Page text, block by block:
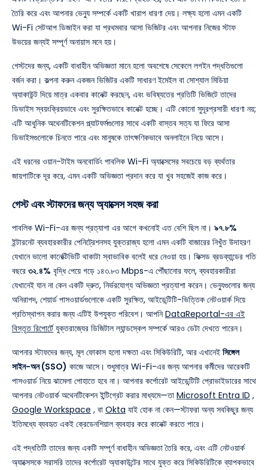
তৈরি করে এবং আপনার ভেন্যু সম্পর্কে একটি খারাপ ধারণা দেয়। লক্ষ্য হলো এমন একটি
Wi-Fi সেটআপ ডিজাইন করা যা প্রথমবার আসা ভিজিটর এবং আপনার নিজের স্টাফ
উভয়ের জন্যই সম্পূর্ণ অনায়াস মনে হয়।
গেস্টদের জন্য, একটি বাধাহীন অভিজ্ঞতা মানে হলো অবশেষে সেকেলে লগইন পদ্ধতিগুলো
বর্জন করা। কল্পনা করুন একজন ভিজিটর একটি সাধারণ ইমেইল বা সোশ্যাল মিডিয়া
অ্যাকাউন্ট দিয়ে মাত্র একবার কানেক্ট করছেন, এবং ভবিষ্যতের প্রতিটি ভিজিটে তাদের
ডিভাইস স্বয়ংক্রিয়ভাবে এবং সুরক্ষিতভাবে কানেক্ট হচ্ছে। এটি কোনো সুদূরপ্রসারী ধারণা নয়;
এটি আধুনিক অথেনটিকেশন প্ল্যাটফর্মগুলোর সাথে একটি বাস্তব সত্য যা ফিরে আসা
ডিভাইসগুলোকে চিনতে পারে এবং মানুষকে তাৎক্ষণিকভাবে অনলাইনে নিয়ে আসে।
এই ধরনের ওয়ান-টাইম অনবোর্ডিং পাবলিক Wi-Fi অ্যাক্সেসের সবচেয়ে বড় ব্যর্থতার
জায়গাটিকে দূর করে, এমন একটি অভিজ্ঞতা প্রদান করে যা খুব সহজেই কাজ করে।
গেস্ট এবং স্টাফদের জন্য অ্যাক্সেস সহজ করা
পাবলিক Wi-Fi-এর জন্য প্রত্যাশা এর আগে কখনোই এত বেশি ছিল না। ৯৭.৮%
ইন্টারনেট ব্যবহারকারীর পেনিট্রেশনসহ যুক্তরাজ্য হলো এমন একটি বাজারের নিখুঁত উদাহরণ
যেখানে ভালো কানেক্টিভিটি থাকাটা স্বাভাবিক বলেই ধরে নেওয়া হয়। ফিক্সড ব্রডব্যান্ডের গতি
বছরে ৩২.৪% বৃদ্ধি পেয়ে গড়ে ১৪৩.৮৩ Mbps-এ পৌঁছানোর ফলে, ব্যবহারকারীরা
যেখানেই যান না কেন একটি দ্রুত, নির্ভরযোগ্য অভিজ্ঞতা প্রত্যাশা করেন। ভেন্যুগুলোর জন্য
অনিরাপদ, শেয়ার্ড পাসওয়ার্ডগুলোকে একটি সুরক্ষিত, আইডেন্টিটি-ভিত্তিক নেটওয়ার্ক দিয়ে
প্রতিস্থাপন করার জন্য এটিই উপযুক্ত পরিবেশ। আপনিDataReportal-এর এই
বিস্তৃত রিপোর্টেযুক্তরাজ্যের ডিজিটাল ল্যান্ডস্কেপ সম্পর্কে আরও ডেটা দেখতে পারেন।
আপনার স্টাফদের জন্য, মূল ফোকাস হলো দক্ষতা এবং সিকিউরিটি, আর এখানেই সিঙ্গেল
সাইন-অন (SSO) কাজে আসে। শুধুমাত্র Wi-Fi-এর জন্য আপনার কর্মীদের আরেকটি
পাসওয়ার্ড নিয়ে ঝামেলা পোহাতে হবে না। আপনার কর্পোরেট আইডেন্টিটি প্রোভাইডারের সাথে
আপনার নেটওয়ার্ক অথেনটিকেশন ইন্টিগ্রেট করার মাধ্যমে—তা Microsoft Entra ID ,
Google Workspace , বা Okta যাই হোক না কেন—স্টাফরা অন্য সবকিছুর জন্য
ইতিমধ্যে ব্যবহৃত একই ক্রেডেনশিয়াল ব্যবহার করে কানেক্ট করতে পারে।
এই পদ্ধতিটি তাদের জন্য একটি সম্পূর্ণ বাধাহীন অভিজ্ঞতা তৈরি করে, এবং এটি নেটওয়ার্ক
অ্যাক্সেসকে সরাসরি তাদের কর্পোরেট অ্যাকাউন্টের সাথে যুক্ত করে সিকিউরিটিকে ব্যাপকভাবে